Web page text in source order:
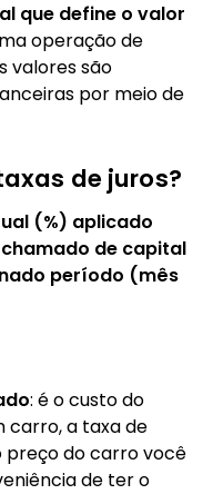
que define o valor
operação de
valores são
por meio de
de juros?
(%) aplicado
chamado de capital
período (mês
: é o custo do
carro, a taxa de
preço do carro você
de ter o